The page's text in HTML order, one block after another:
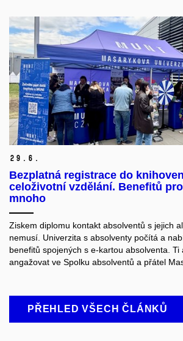
29. 6.
Bezplatná registrace do
celoživotní vzdělání. Benefitů
mnoho
Ziskem diplomu kontakt absolventů s jejich
nemusí. Univerzita s absolventy počítá a
benefitů spojených s e-kartou absolventa. Ti
angažovat ve Spolku absolventů a přátel M
PŘEHLED VŠECH ČLÁNKŮ